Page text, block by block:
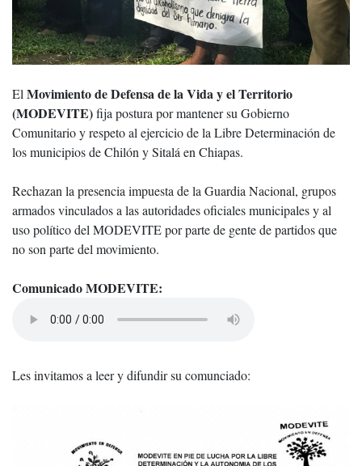
El Movimiento de Defensa de la Vida y el Territorio
(MODEVITE)fija postura por mantener su Gobierno
Comunitario y respeto al ejercicio de la Libre Determinación de
los municipios de Chilón y Sitalá en Chiapas.
Rechazan la presencia impuesta de la Guardia Nacional, grupos
armados vinculados a las autoridades oficiales municipales y al
uso político del MODEVITE por parte de gente de partidos que
no son parte del movimiento.
Comunicado MODEVITE:
Les invitamos a leer y difundir su comunciado: